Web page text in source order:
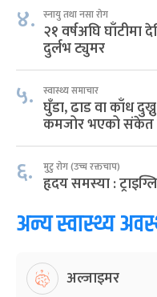
४. स्नायु तथा नसा रोग
२१ वर्षअघि घाँटीमा
दुर्लभ ट्युमर
५. स्वास्थ्य समाचार
घुँडा, ढाड वा काँध
कमजोर भएको संकेत
६. मुटु रोग (उच्च रक्तचाप)
हृदय समस्या :
अन्य स्वास्थ्य
अल्जाइमर